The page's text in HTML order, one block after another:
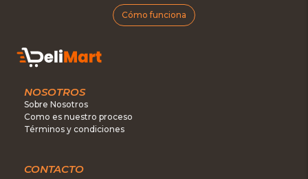
Cómo funciona
NOSOTROS
Sobre Nosotros
Como es nuestro proceso
Términos y condiciones
CONTACTO